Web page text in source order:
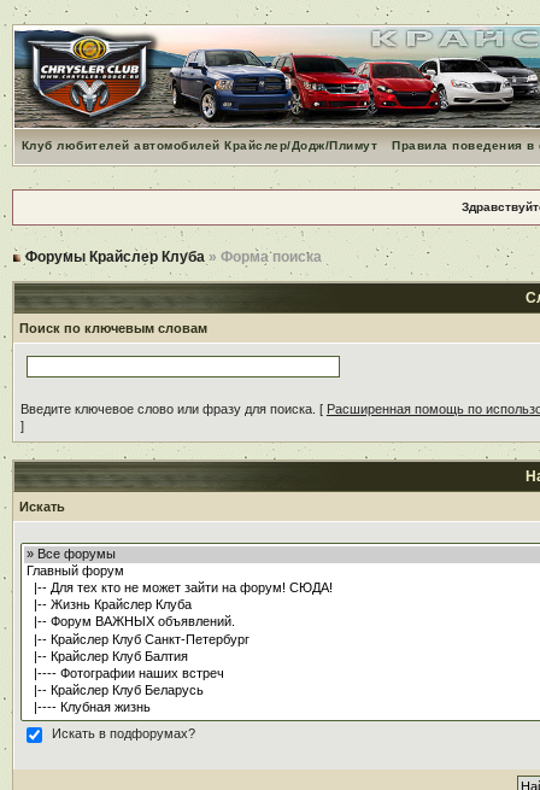
Клуб любителей автомобилей Крайслер/Додж/Плимут Правила поведения
Форумы Крайслер Клуба » Форма поиска
Поиск по ключевым словам
Введите ключевое слово или фразу для поиска. [ Расширенная помощь по
]
Искать
Искать в подфорумах?